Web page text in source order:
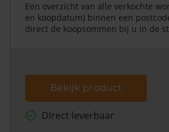
Een overzicht van alle verkochte
en koopdatum) binnen een
direct de koopsommen bij u in de
Bekijk product
Direct leverbaar